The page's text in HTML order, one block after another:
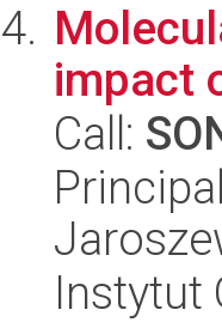
impact
Call:
Instytut